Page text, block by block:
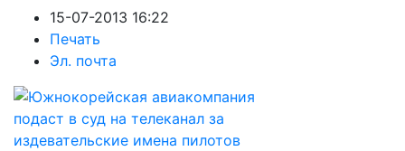
15-07-2013 16:22
Печать
Эл. почта